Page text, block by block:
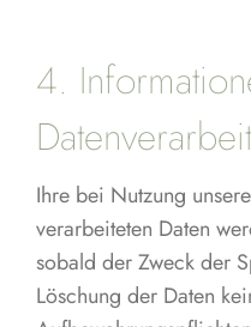
4.
Ihre bei Nutzung
verarbeiteten Daten
sobald der Zweck der
Löschung der Daten